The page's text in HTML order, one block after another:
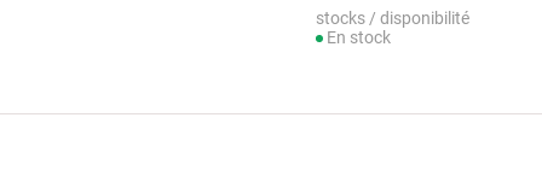
stocks / disponibilité
En stock